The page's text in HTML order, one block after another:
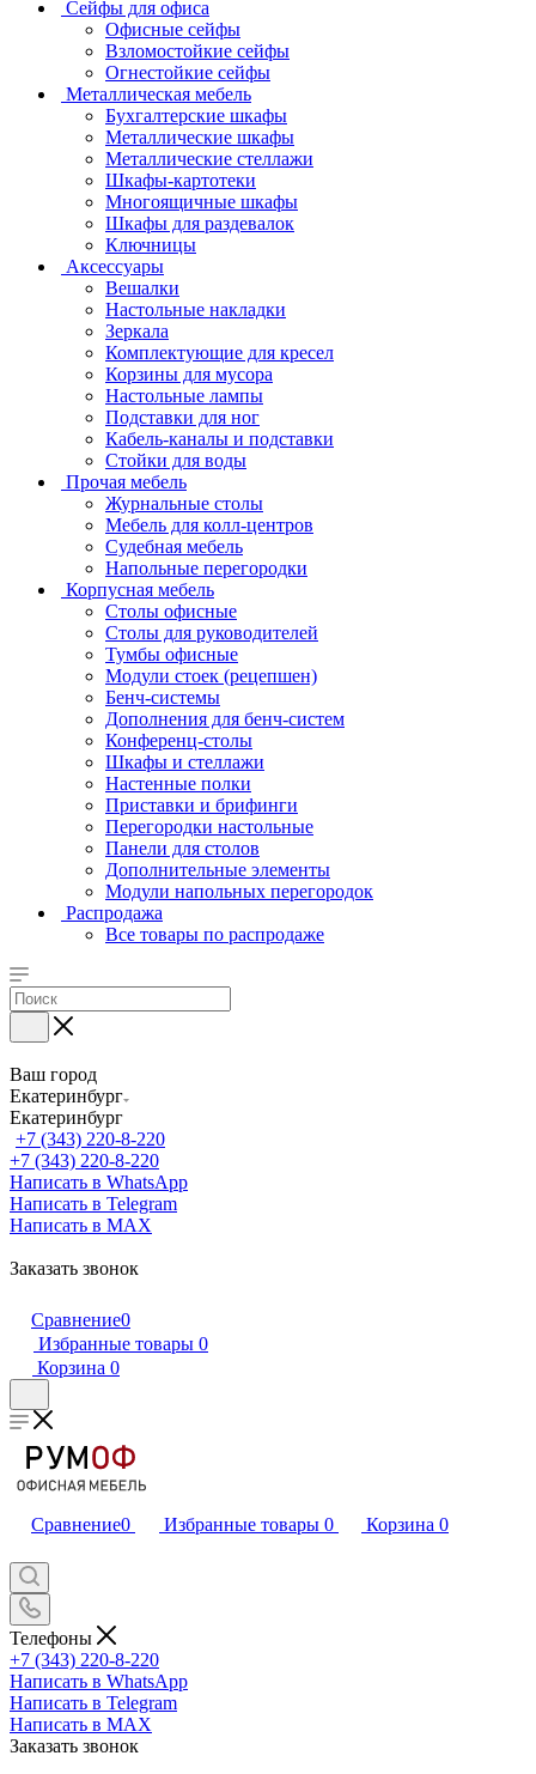
Сейфы для офиса
Офисные сейфы
Взломостойкие сейфы
Огнестойкие сейфы
Металлическая мебель
Бухгалтерские шкафы
Металлические шкафы
Металлические стеллажи
Шкафы-картотеки
Многоящичные шкафы
Шкафы для раздевалок
Ключницы
Аксессуары
Вешалки
Настольные накладки
Зеркала
Комплектующие для кресел
Корзины для мусора
Настольные лампы
Подставки для ног
Кабель-каналы и подставки
Стойки для воды
Прочая мебель
Журнальные столы
Мебель для колл-центров
Судебная мебель
Напольные перегородки
Корпусная мебель
Столы офисные
Столы для руководителей
Тумбы офисные
Модули стоек (рецепшен)
Бенч-системы
Дополнения для бенч-систем
Конференц-столы
Шкафы и стеллажи
Настенные полки
Приставки и брифинги
Перегородки настольные
Панели для столов
Дополнительные элементы
Модули напольных перегородок
Распродажа
Все товары по распродаже
Ваш город
Екатеринбург
Екатеринбург
+7 (343) 220-8-220
+7 (343) 220-8-220
Написать в WhatsApp
Написать в Telegram
Написать в MAX
Заказать звонок
Сравнение0
Избранные товары 0
Корзина 0
Сравнение0 Избранные товары 0 Корзина 0
Телефоны
+7 (343) 220-8-220
Написать в WhatsApp
Написать в Telegram
Написать в MAX
Заказать звонок